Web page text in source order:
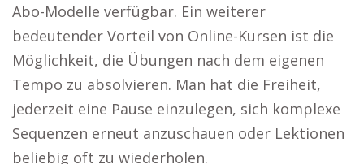
Abo-Modelle verfügbar. Ein weiterer
bedeutender Vorteil von Online-Kursen ist die
Möglichkeit, die Übungen nach dem eigenen
Tempo zu absolvieren. Man hat die Freiheit,
jederzeit eine Pause einzulegen, sich komplexe
Sequenzen erneut anzuschauen oder Lektionen
beliebig oft zu wiederholen.